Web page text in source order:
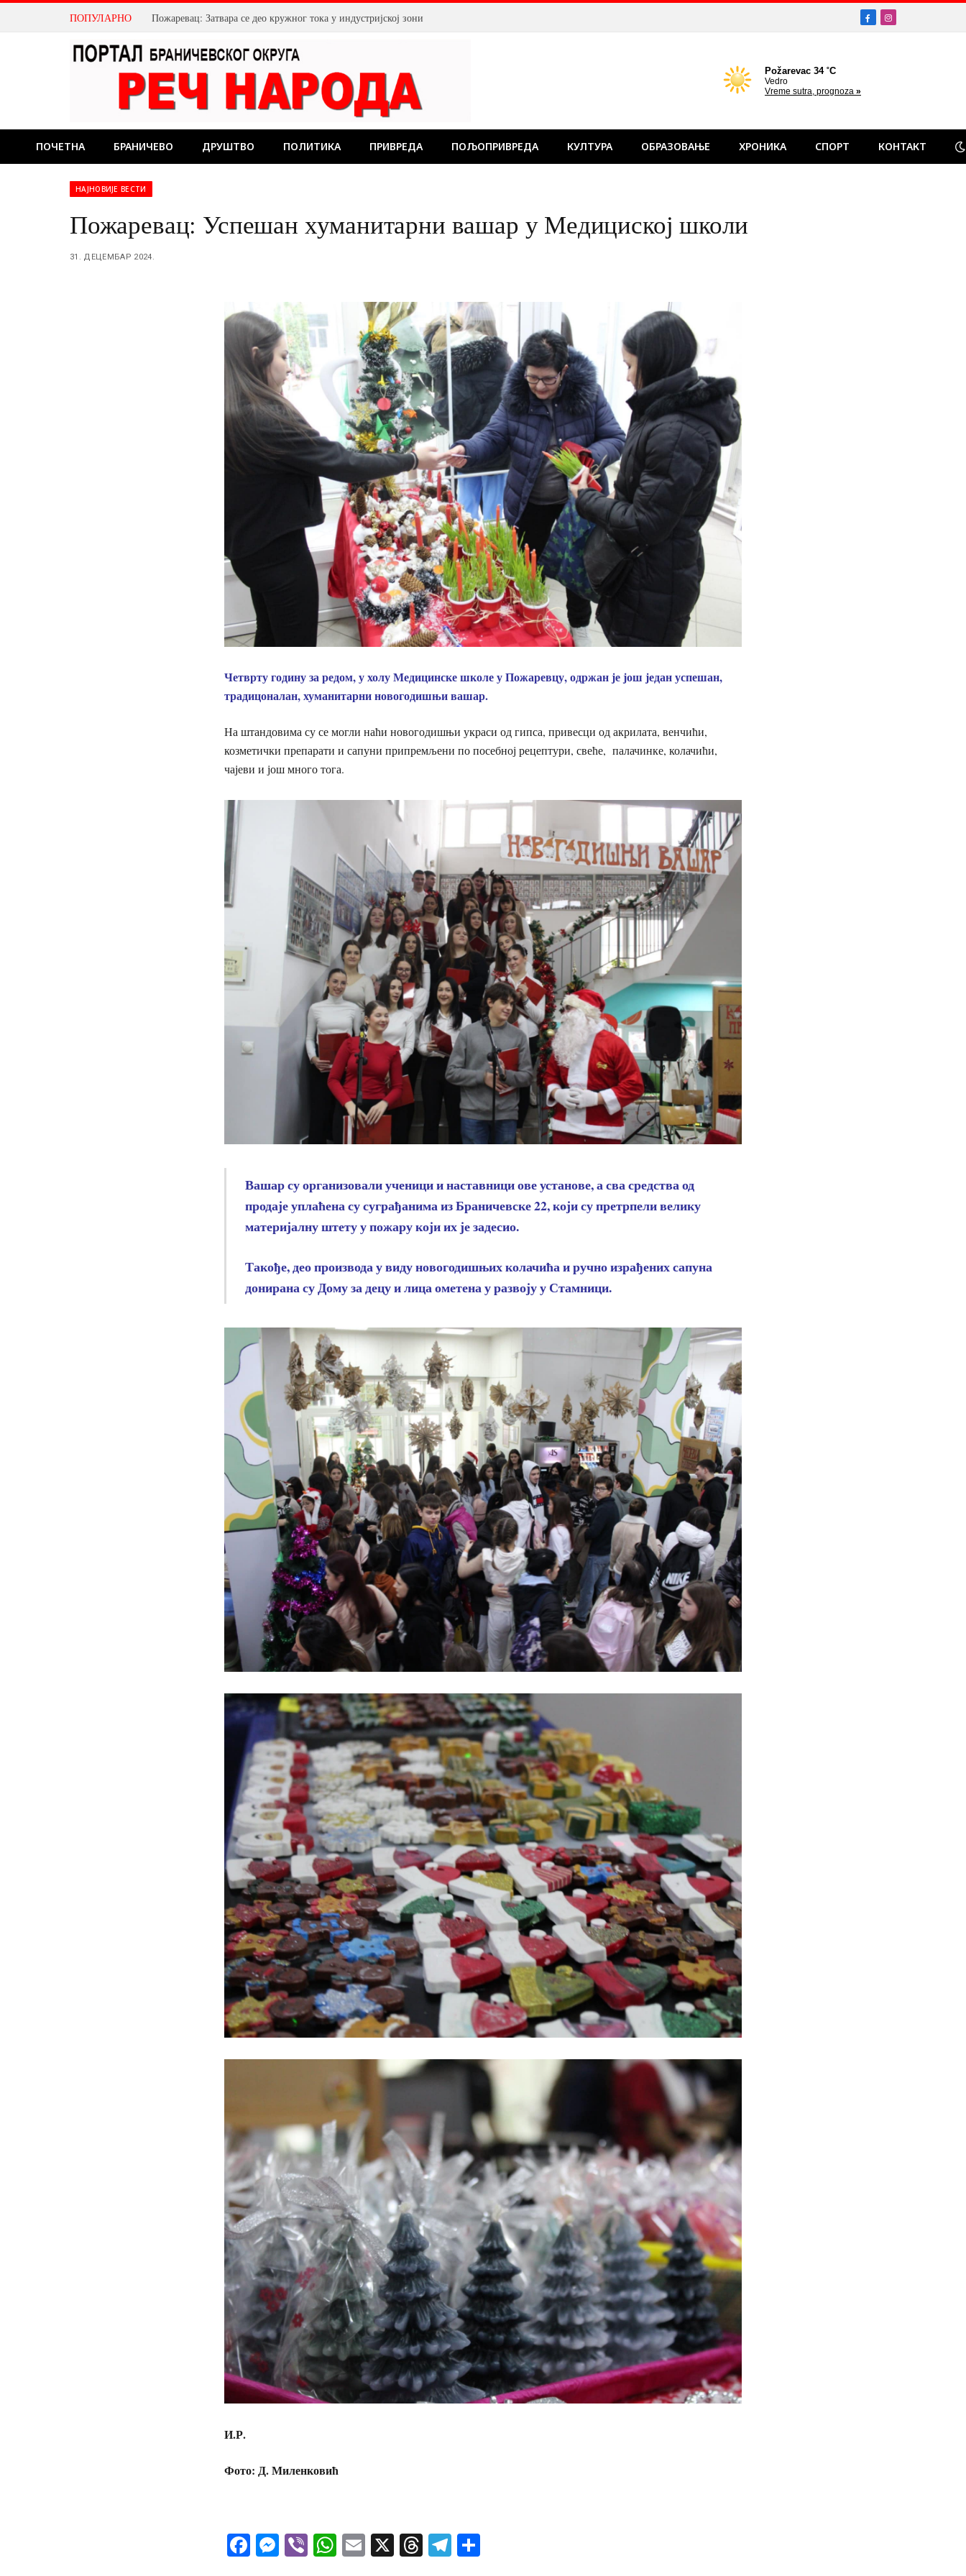
ПОПУЛАРНО Пожаревац: Затвара се део кружног тока у индустријској зони FacebookInstagram
ПОЧЕТНА БРАНИЧЕВО ДРУШТВО ПОЛИТИКА ПРИВРЕДА ПОЉОПРИВРЕДА КУЛТУРА ОБРАЗОВАЊЕ ХРОНИКА СПОРТ КОНТАКТ
НАЈНОВИЈЕ ВЕСТИ
Пожаревац: Успешан хуманитарни вашар у Медициској школи
31. ДЕЦЕМБАР 2024.
Четврту годину за редом, у холу Медицинске школе у Пожаревцу, одржан је још један успешан,
традицоналан, хуманитарни новогодишњи вашар.
На штандовима су се могли наћи новогодишњи украси од гипса, привесци од акрилата, венчићи,
козметички препарати и сапуни припремљени по посебној рецептури, свеће, палачинке, колачићи,
чајеви и још много тога.
Вашар су организовали ученици и наставници ове установе, а сва средства од
продаје уплаћена су суграђанима из Браничевске 22, који су претрпели велику
материјалну штету у пожару који их је задесио.
Такође, део производа у виду новогодишњих колачића и ручно израђених сапуна
донирана су Дому за децу и лица ометена у развоју у Стамници.
И.Р.
Фото: Д. Миленковић
Facebook
Messenger
ViberWhatsApp
Email
X ThreadsTelegram